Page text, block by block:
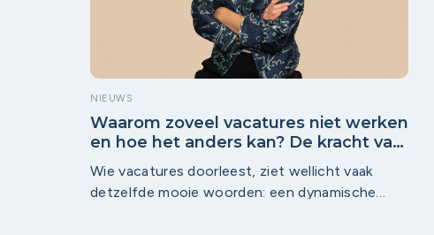
NIEUWS
Waarom zoveel vacatures niet werken
en hoe het anders kan? De kracht van
selecteren op cultuur
Wie vacatures doorleest, ziet wellicht vaak
detzelfde mooie woorden: een dynamische